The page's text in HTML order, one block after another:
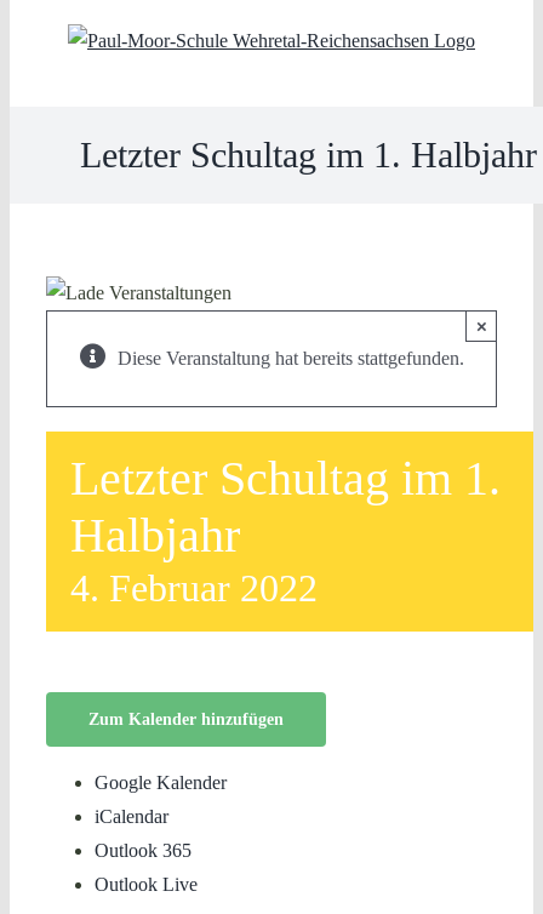
Letzter Schultag im 1. Halbjahr
Diese Veranstaltung hat bereits stattgefunden.
×
Letzter Schultag im 1.
Halbjahr
4. Februar 2022
Zum Kalender hinzufügen
Google Kalender
iCalendar
Outlook 365
Outlook Live